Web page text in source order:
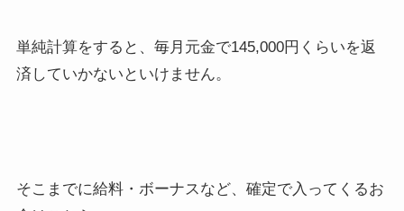
単純計算をすると、毎月元金で145,000円くらいを返
済していかないといけません。
そこまでに給料・ボーナスなど、確定で入ってくるお